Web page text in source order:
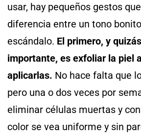
usar, hay pequeños gestos
diferencia entre un tono
escándalo. El primero, y
importante, es exfoliar la piel
aplicarlas. No hace falta que
pero una o dos veces por
eliminar células muertas y
color se vea uniforme y sin